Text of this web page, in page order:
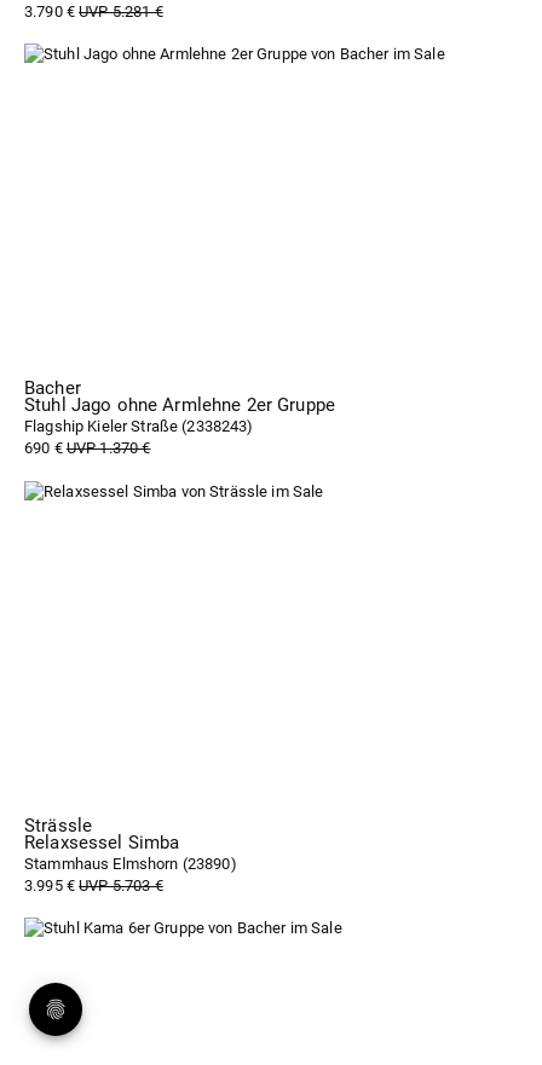
3.790 €UVP 5.281 €
Bacher
Stuhl Jago ohne Armlehne 2er Gruppe
Flagship Kieler Straße (2338243)
690 €UVP 1.370 €
Strässle
Relaxsessel Simba
Stammhaus Elmshorn (23890)
3.995 €UVP 5.703 €